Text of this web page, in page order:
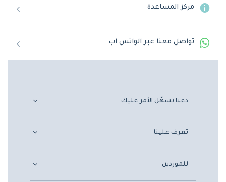
مركز المساعدة
تواصل معنا عبر الواتس اب
دعنا نسهّل الأمر عليك
تعرف علينا
للموردين